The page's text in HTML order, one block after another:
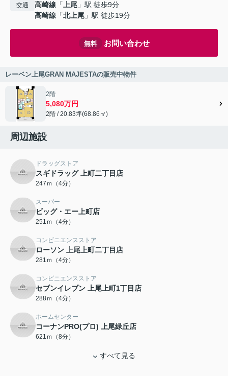
交通 高崎線 「上尾 」駅 徒歩9分
高崎線 「北上尾 」駅 徒歩19分
無料 お問い合わせ
レーベン上尾GRAN MAJESTAの販売中物件
2階
5,080万円
2階 / 20.83坪(68.86㎡)
周辺施設
ドラッグストア
スギドラッグ 上町二丁目店
247ｍ（4分）
スーパー
ビッグ・エー上町店
251ｍ（4分）
コンビニエンスストア
ローソン 上尾上町二丁目店
281ｍ（4分）
コンビニエンスストア
セブンイレブン 上尾上町1丁目店
288ｍ（4分）
ホームセンター
コーナンPRO(プロ) 上尾緑丘店
621ｍ（8分）
すべて見る